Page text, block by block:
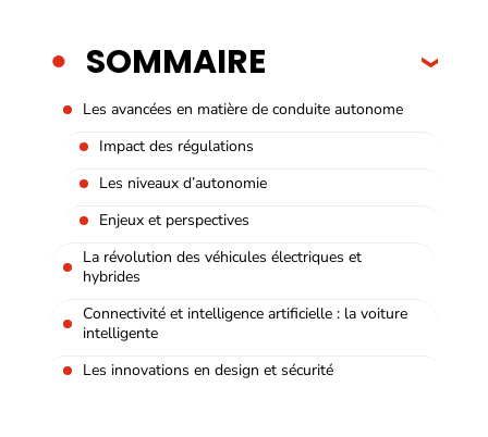
SOMMAIRE
Les avancées en matière de conduite autonome
Impact des régulations
Les niveaux d’autonomie
Enjeux et perspectives
La révolution des véhicules électriques et
hybrides
Connectivité et intelligence artificielle : la voiture
intelligente
Les innovations en design et sécurité